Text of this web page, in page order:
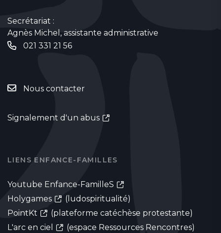
Secrétariat :
Agnès Michel, assistante administrative
021 331 21 56
Nous contacter
Signalement d'un abus
LIENS ENFANCE-FAMILLES
Youtube Enfance-FamilleS
Holygames
(ludospiritualité)
PointKt
(plateforme catéchèse protestante)
L'arc en ciel
(espace Ressources Rencontres)